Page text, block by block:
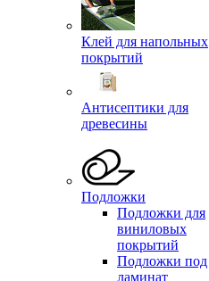
Клей для напольных
покрытий
Антисептики для
древесины
Подложки
Подложки для
виниловых
покрытий
Подложки под
ламинат